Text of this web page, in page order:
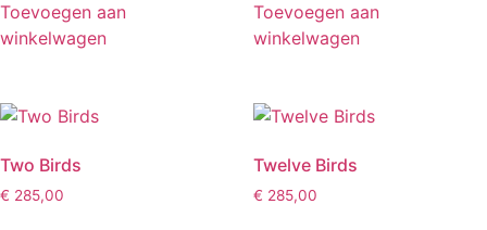
Toevoegen aan
winkelwagen
Toevoegen aan
winkelwagen
Two Birds
€ 285,00
Twelve Birds
€ 285,00